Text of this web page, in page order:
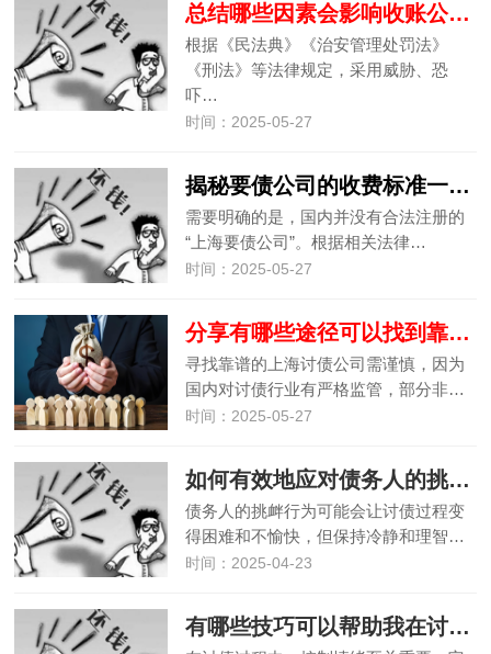
总结哪些因素会影响收账公司的收费标准
根据《民法典》《治安管理处罚法》
《刑法》等法律规定，采用威胁、恐
吓…
时间：2025-05-27
揭秘要债公司的收费标准一般是怎样的
需要明确的是，国内并没有合法注册的
“上海要债公司”。根据相关法律…
时间：2025-05-27
分享有哪些途径可以找到靠谱的讨债公司
寻找靠谱的上海讨债公司需谨慎，因为
国内对讨债行业有严格监管，部分非…
时间：2025-05-27
如何有效地应对债务人的挑衅行为？
债务人的挑衅行为可能会让讨债过程变
得困难和不愉快，但保持冷静和理智…
时间：2025-04-23
有哪些技巧可以帮助我在讨债时更好地控制自己的情绪？